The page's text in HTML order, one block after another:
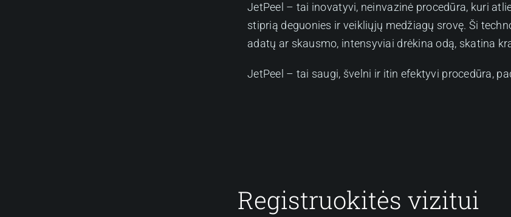
JetPeel – tai inovatyvi, neinvazinė procedūra, kuri
stiprią deguonies ir veikliųjų medžiagų srovę. Ši
adatų ar skausmo, intensyviai drėkina odą, skatina
JetPeel – tai saugi, švelni ir itin efektyvi procedūra,
Registruokitės vizitui